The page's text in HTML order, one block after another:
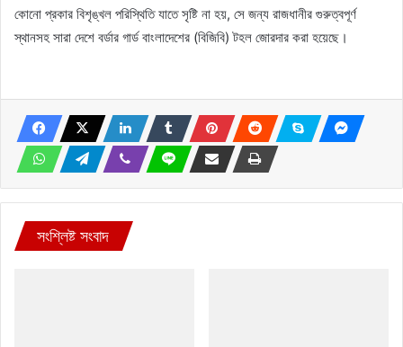
কোনো প্রকার বিশৃঙ্খল পরিস্থিতি যাতে সৃষ্টি না হয়, সে জন্য রাজধানীর গুরুত্বপূর্ণ
স্থানসহ সারা দেশে বর্ডার গার্ড বাংলাদেশের (বিজিবি) টহল জোরদার করা হয়েছে।
সংশ্লিষ্ট সংবাদ